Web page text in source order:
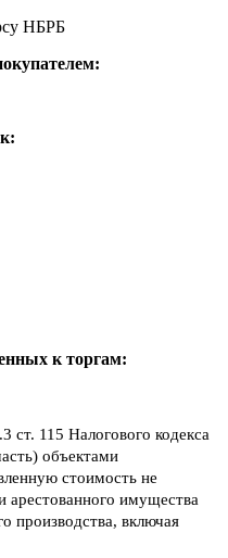
НБРБ
к торгам:
ст. 115 Налогового кодекса
объектами
стоимость не
арестованного имущества
производства, включая